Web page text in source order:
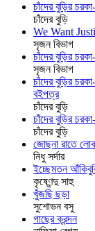
চাঁদের বুড়ির
চাঁদের বুড়ি
We Want
সৃজন বিভাগ
চাঁদের বুড়ির
সৃজন বিভাগ
চাঁদের বুড়ির
বইপত্র
চাঁদের বুড়ি
চাঁদের বুড়ির
চাঁদের বুড়ি
জোছনা রাতে
নিধু সর্দার
ইচ্ছেমতন
কৃষ্ণেন্দু সাহু
খুঁজছি ছড়া
সুশোভন বসু
গাছের ক্রন্দন